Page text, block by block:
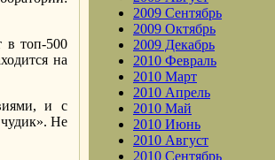
в топ-500
на
и с
Не
2009 Сентябрь
2009 Октябрь
2009 Декабрь
2010 Февраль
2010 Март
2010 Апрель
2010 Май
2010 Июнь
2010 Август
2010 Сентябрь